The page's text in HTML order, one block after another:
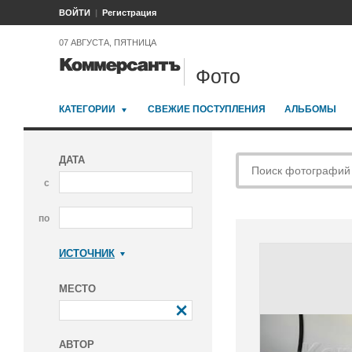
ВОЙТИ Регистрация
07 АВГУСТА, ПЯТНИЦА
Фото
КАТЕГОРИИ СВЕЖИЕ ПОСТУПЛЕНИЯ АЛЬБОМЫ
ДАТА
с
по
ИСТОЧНИК
МЕСТО
АВТОР